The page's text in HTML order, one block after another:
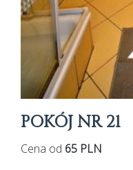
POKÓJ NR 21
Cena od 65 PLN